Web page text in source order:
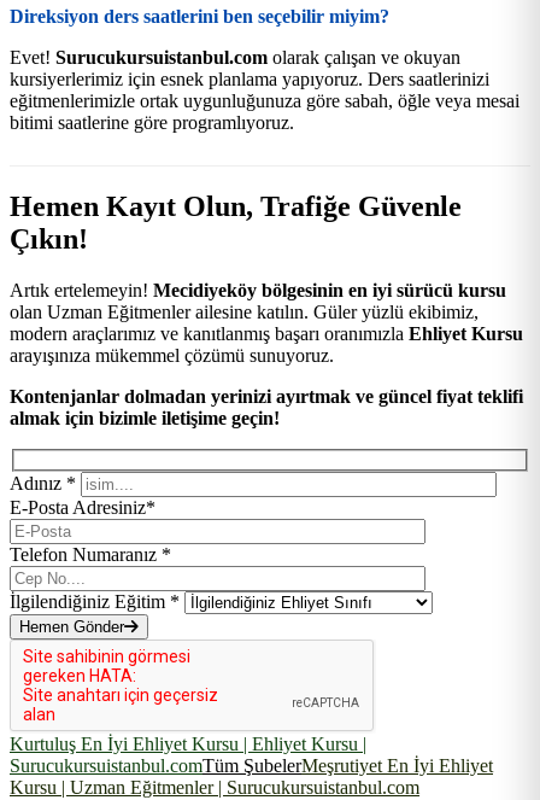
Direksiyon ders saatlerini ben seçebilir miyim?
Evet! Surucukursuistanbul.com olarak çalışan ve okuyan
kursiyerlerimiz için esnek planlama yapıyoruz. Ders saatlerinizi
eğitmenlerimizle ortak uygunluğunuza göre sabah, öğle veya mesai
bitimi saatlerine göre programlıyoruz.
Hemen Kayıt Olun, Trafiğe Güvenle
Çıkın!
Artık ertelemeyin! Mecidiyeköy bölgesinin en iyi sürücü kursu
olan Uzman Eğitmenler ailesine katılın. Güler yüzlü ekibimiz,
modern araçlarımız ve kanıtlanmış başarı oranımızla Ehliyet Kursu
arayışınıza mükemmel çözümü sunuyoruz.
Kontenjanlar dolmadan yerinizi ayırtmak ve güncel fiyat teklifi
almak için bizimle iletişime geçin!
Adınız *
E-Posta Adresiniz*
Telefon Numaranız *
İlgilendiğiniz Eğitim *
Hemen Gönder
Kurtuluş En İyi Ehliyet Kursu | Ehliyet Kursu |
Surucukursuistanbul.comTüm ŞubelerMeşrutiyet En İyi Ehliyet
Kursu | Uzman Eğitmenler | Surucukursuistanbul.com